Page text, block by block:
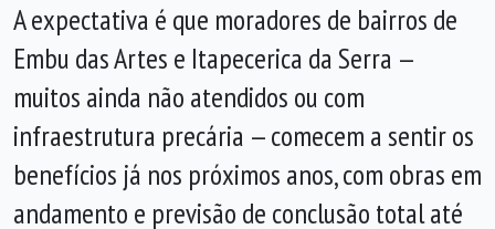
A expectativa é que moradores de bairros de
Embu das Artes e Itapecerica da Serra —
muitos ainda não atendidos ou com
infraestrutura precária — comecem a sentir os
benefícios já nos próximos anos, com obras em
andamento e previsão de conclusão total até